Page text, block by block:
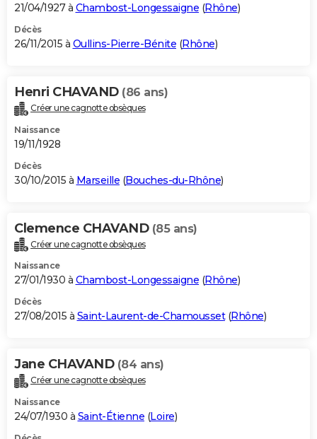
21/04/1927 à Chambost-Longessaigne (Rhône)
Décès
26/11/2015 à Oullins-Pierre-Bénite (Rhône)
Henri CHAVAND (86 ans)
Créer une cagnotte obsèques
Naissance
19/11/1928
Décès
30/10/2015 à Marseille (Bouches-du-Rhône)
Clemence CHAVAND (85 ans)
Créer une cagnotte obsèques
Naissance
27/01/1930 à Chambost-Longessaigne (Rhône)
Décès
27/08/2015 à Saint-Laurent-de-Chamousset(Rhône)
Jane CHAVAND (84 ans)
Créer une cagnotte obsèques
Naissance
24/07/1930 à Saint-Étienne (Loire)